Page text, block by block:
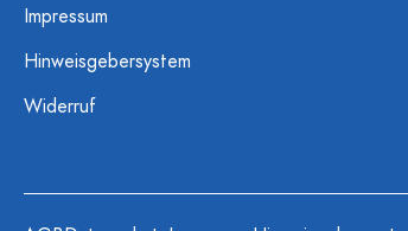
Impressum
Hinweisgebersystem
Widerruf